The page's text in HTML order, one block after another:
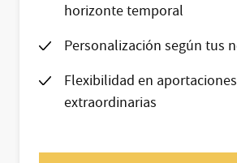
horizonte temporal
Personalización según tus
Flexibilidad en
extraordinarias